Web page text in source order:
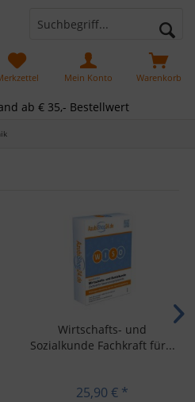
ab € 35,- Bestellwert
Warenkorb
Mein Konto
Wirtschafts- und
Sozialkunde Fachkraft für...
25,90 € *